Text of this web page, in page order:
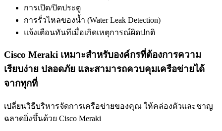
การเปิด/ปิดประตู
การรั่วไหลของน้ำ (Water Leak Detection)
แจ้งเตือนทันทีเมื่อเกิดเหตุการณ์ผิดปกติ
Cisco Meraki เหมาะสำหรับองค์กรที่ต้องการความ
เรียบง่าย ปลอดภัย และสามารถควบคุมเครือข่ายได้
จากทุกที่
เปลี่ยนวิธีบริหารจัดการเครือข่ายของคุณ ให้คล่องตัวและชาญ
ฉลาดยิ่งขึ้นด้วย Cisco Meraki